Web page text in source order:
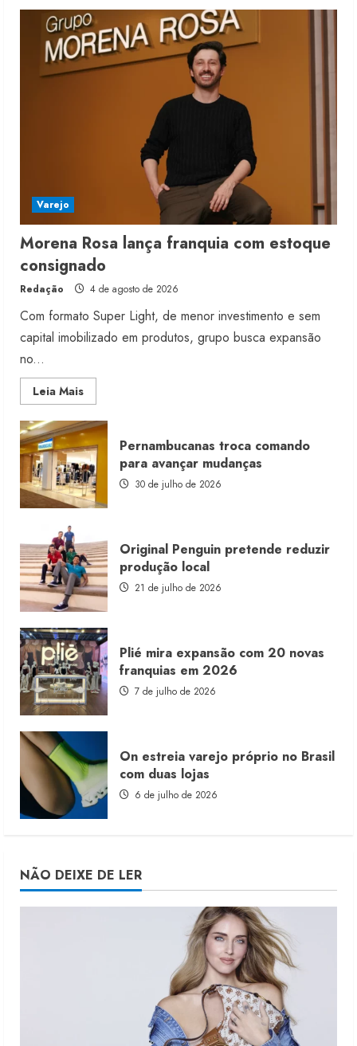
5
4 de agosto de 2026
Varejo
Morena Rosa lança franquia com estoque
consignado
Redação 4 de agosto de 2026
Com formato Super Light, de menor investimento e sem
capital imobilizado em produtos, grupo busca expansão
no...
Leia MaisRead
more
Morena
Rosa
lança
franquia
com
estoque
consignado
Pernambucanas troca comando
para avançar mudanças
30 de julho de 2026
Original Penguin pretende reduzir
produção local
21 de julho de 2026
Plié mira expansão com 20 novas
franquias em 2026
7 de julho de 2026
On estreia varejo próprio no Brasil
com duas lojas
6 de julho de 2026
NÃO DEIXE DE LER